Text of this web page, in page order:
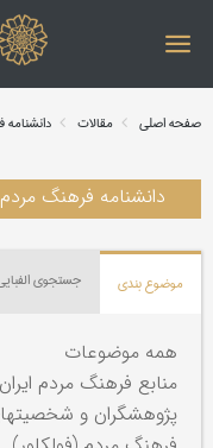
صفحه اصلی مقالات
دانشنامه فرهنگ مردم
موضوع بندی جستجوی
همه موضوعات
منابع فرهنگ مردم ایران
پژوهشگران و